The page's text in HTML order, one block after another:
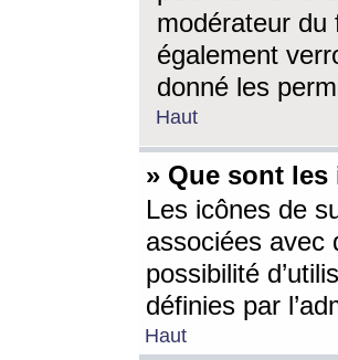
modérateur du
également
donné les
Haut
» Que sont
Les icônes de
associées avec
possibilité
définies par
Haut